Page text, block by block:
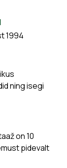
1994
ning isegi
on 10
pidevalt